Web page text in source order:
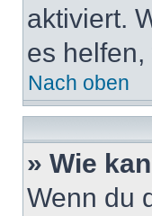
aktiviert.
es
Nach oben
» Wie
Wenn du